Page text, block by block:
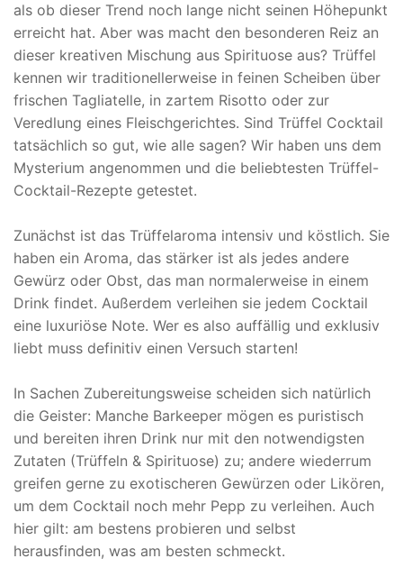
als ob dieser Trend noch lange nicht seinen Höhepunkt
erreicht hat. Aber was macht den besonderen Reiz an
dieser kreativen Mischung aus Spirituose aus? Trüffel
kennen wir traditionellerweise in feinen Scheiben über
frischen Tagliatelle, in zartem Risotto oder zur
Veredlung eines Fleischgerichtes. Sind Trüffel Cocktail
tatsächlich so gut, wie alle sagen? Wir haben uns dem
Mysterium angenommen und die beliebtesten Trüffel-
Cocktail-Rezepte getestet.
Zunächst ist das Trüffelaroma intensiv und köstlich. Sie
haben ein Aroma, das stärker ist als jedes andere
Gewürz oder Obst, das man normalerweise in einem
Drink findet. Außerdem verleihen sie jedem Cocktail
eine luxuriöse Note. Wer es also auffällig und exklusiv
liebt muss definitiv einen Versuch starten!
In Sachen Zubereitungsweise scheiden sich natürlich
die Geister: Manche Barkeeper mögen es puristisch
und bereiten ihren Drink nur mit den notwendigsten
Zutaten (Trüffeln & Spirituose) zu; andere wiederrum
greifen gerne zu exotischeren Gewürzen oder Likören,
um dem Cocktail noch mehr Pepp zu verleihen. Auch
hier gilt: am bestens probieren und selbst
herausfinden, was am besten schmeckt.